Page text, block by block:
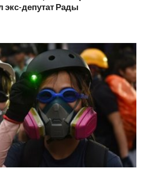
экс-депутат Рады